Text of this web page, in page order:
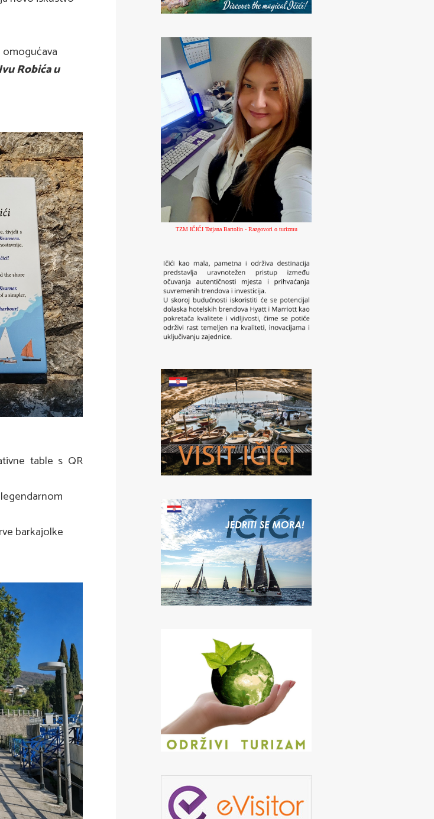
Robića u
table s QR
barkajolke
TZM IČIĆI Tatjana Bartolin - Razgovori o turizmu